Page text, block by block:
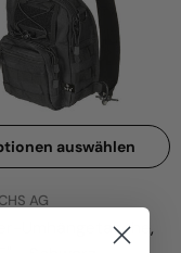
auswählen
AG
Umhängetasche,